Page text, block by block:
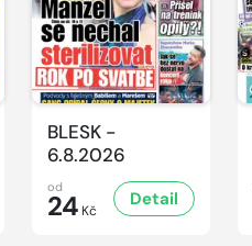
BLESK -
6.8.2026
od
24 Kč
Detail